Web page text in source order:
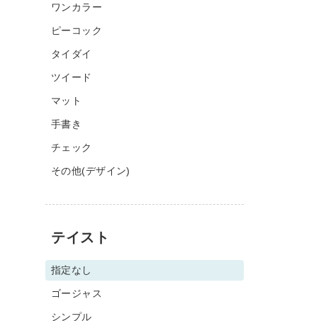
ワンカラー
ピーコック
タイダイ
ツイード
マット
手書き
チェック
その他(デザイン)
テイスト
指定なし
ゴージャス
シンプル